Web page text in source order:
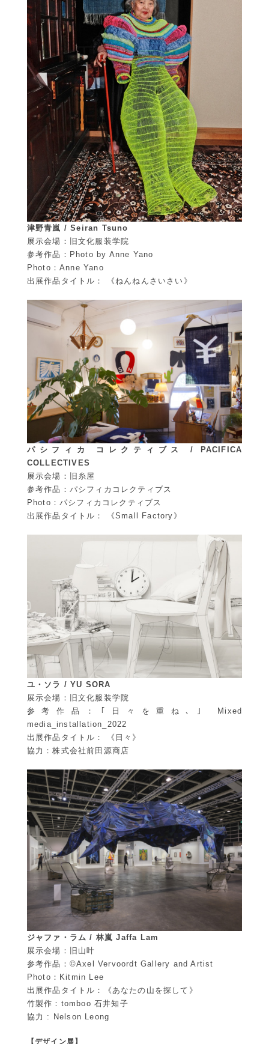
津野青嵐 / Seiran Tsuno
展示会場：旧文化服装学院
参考作品： Photo by Anne Yano
Photo：Anne Yano
出展作品タイトル： 《ねんねんさいさい》
パシフィカ コレクティブス / PACIFICA
COLLECTIVES
展示会場：旧糸屋
参考作品： パシフィカコレクティブス
Photo： パシフィカコレクティブス
出展作品タイトル： 《Small Factory》
ユ・ソラ / YU SORA
展示会場：旧文化服装学院
参考作品：｢日々を重ね､｣ Mixed
media_installation_2022
出展作品タイトル： 《日々》
協力：株式会社前田源商店
ジャファ・ラム / 林嵐 Jaffa Lam
展示会場：旧山叶
参考作品：©Axel Vervoordt Gallery and Artist
Photo：Kitmin Lee
出展作品タイトル：《あなたの山を探して》
竹製作：tomboo 石井知子
協力 : Nelson Leong
【デザイン展】